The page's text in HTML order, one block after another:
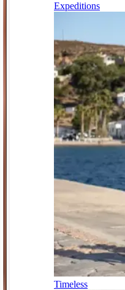
Expeditions
Timeless